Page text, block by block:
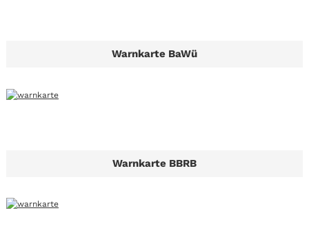
Warnkarte BaWü
Warnkarte BBRB